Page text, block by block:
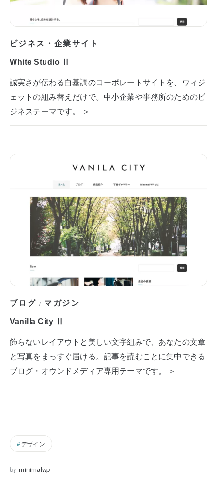
ビジネス・企業サイト
White Studio Ⅱ
誠実さが伝わる白基調のコーポレートサイトを、ウィジ
ェットの組み替えだけで。中小企業や事務所のためのビ
ジネステーマです。 ＞
ブログ / マガジン
Vanilla City Ⅱ
飾らないレイアウトと美しい文字組みで、あなたの文章
と写真をまっすぐ届ける。記事を読むことに集中できる
ブログ・オウンドメディア専用テーマです。 ＞
デザイン
by minimalwp